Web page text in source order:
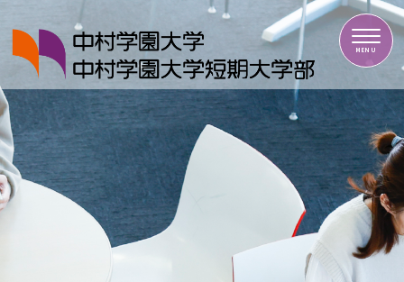
中村学園大学・中村学園大学短期大学部
MENU